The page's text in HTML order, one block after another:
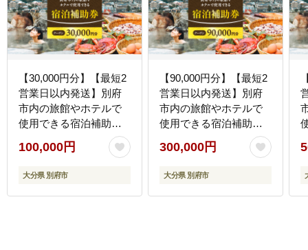
【30,000円分】【最短2
営業日以内発送】別府
市内の旅館やホテルで
使用できる宿泊補助
券 楽しい旅の思い出
を！ 宿泊券 大分県 別府
市 3000円 15000円 3万
ホテル 旅館 温泉 旅行
100,000円
大分県 別府市
【90,000円分】【最短2
営業日以内発送】別府
市内の旅館やホテルで
使用できる宿泊補助
券 楽しい旅の思い出
を！ 宿泊券 大分県 別府
市 3000円 15000円 3万
ホテル 旅館 温泉 旅行
300,000円
大分県 別府市